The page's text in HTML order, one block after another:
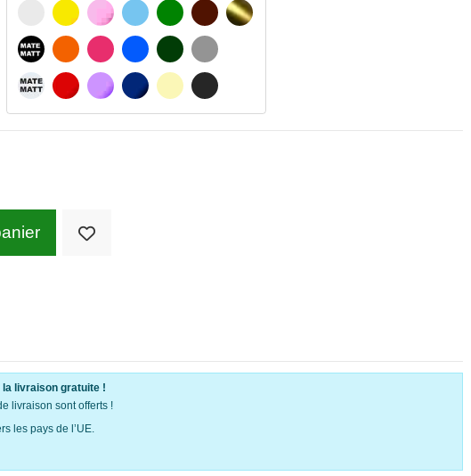
BLANC
NOIR MATÉ
BLANC MATÉ
JAUNE AMBRE
ORANGE
ROUGE
ROSA
FUCHSIA
PURPLE
BLEU CLAIR
BLAU
BLEU FONCÉ
VERT
VERT FONCÉ
BEIGE
BRUN FONCÉ
GRIS CLAIR
GRIS FONCÉ
OR
livraison gratuite !
livraison sont offerts !
les pays de l’UE.